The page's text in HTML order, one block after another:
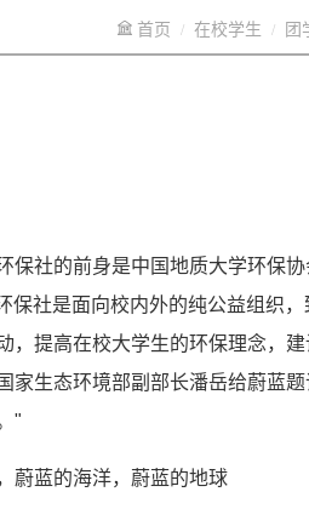
首页 在校学生 团
保社的前身是中国地质大学环保
保社是面向校内外的纯公益组织
，提高在校大学生的环保理念，
家生态环境部副部长潘岳给蔚蓝题
"
蓝的海洋，蔚蓝的地球